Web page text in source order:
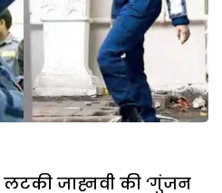
जाह्नवी की ‘गुंजन